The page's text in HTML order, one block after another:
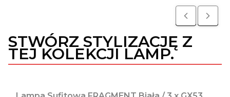
STWÓRZ STYLIZACJĘ Z
TEJ KOLEKCJI LAMP.